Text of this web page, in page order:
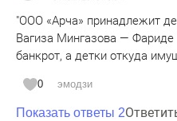
"ООО «Арча» принадлежит
Вагиза Мингазова — Фариде
банкрот, а детки откуда
0 эмодзи
Показать ответы 2